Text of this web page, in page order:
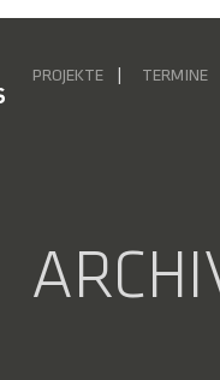
PROJEKTE TERMINE